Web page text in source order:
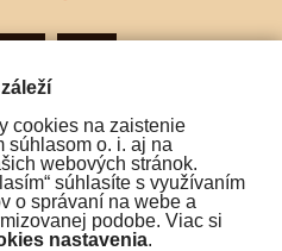
cookies na zaistenie
súhlasom o. i. aj na
webových stránok.
súhlasíte s využívaním
o správaní na webe a
podobe. Viac si
nastavenia.
platby: